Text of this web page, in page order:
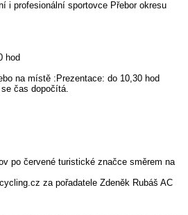
i profesionální sportovce Přebor okresu
hod
na místě :Prezentace: do 10,30 hod
čas dopočítá.
po červené turistické značce směrem na
za pořadatele Zdeněk Rubáš AC